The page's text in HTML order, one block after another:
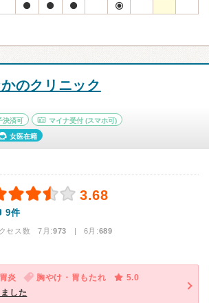
のクリニック
決済可 マイナ受付 (スマホ可)
女医在籍
3.68
9件
セス数 7月:973 | 6月:689
胃炎 胸やけ・胃もたれ
5.0
した